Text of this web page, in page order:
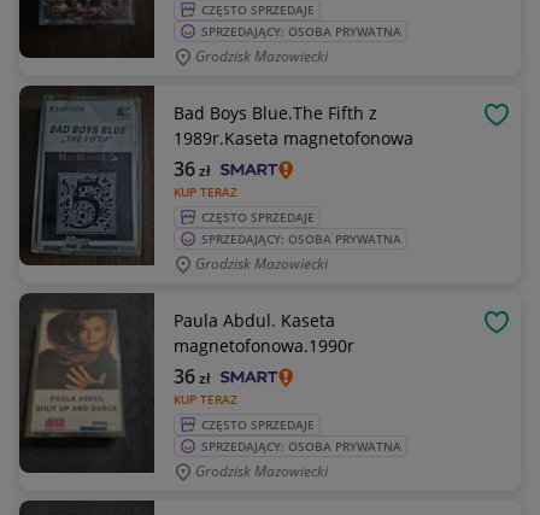
CZĘSTO SPRZEDAJE
SPRZEDAJĄCY: OSOBA PRYWATNA
Grodzisk Mazowiecki
Bad Boys Blue.The Fifth z
1989r.Kaseta magnetofonowa
KUP TERAZ
36zł
CZĘSTO SPRZEDAJE
SPRZEDAJĄCY: OSOBA PRYWATNA
Grodzisk Mazowiecki
Paula Abdul. Kaseta
magnetofonowa.1990r
KUP TERAZ
36zł
CZĘSTO SPRZEDAJE
SPRZEDAJĄCY: OSOBA PRYWATNA
Grodzisk Mazowiecki